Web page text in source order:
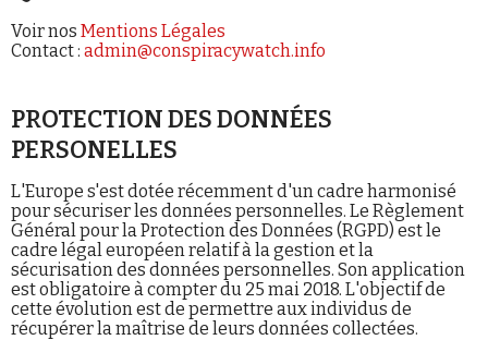
Revues de presse
Newsletter
Faire un don
Voir nos Mentions Légales
Contact : admin@conspiracywatch.info
PROTECTION DES DONNÉES
PERSONELLES
L'Europe s'est dotée récemment d'un cadre harmonisé
pour sécuriser les données personnelles. Le Règlement
Général pour la Protection des Données (RGPD) est le
cadre légal européen relatif à la gestion et la
sécurisation des données personnelles. Son application
est obligatoire à compter du 25 mai 2018. L'objectif de
cette évolution est de permettre aux individus de
récupérer la maîtrise de leurs données collectées.